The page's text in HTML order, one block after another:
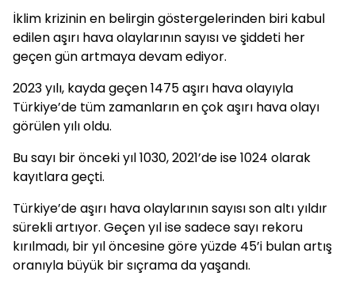
İklim krizinin en belirgin göstergelerinden biri kabul
edilen aşırı hava olaylarının sayısı ve şiddeti her
geçen gün artmaya devam ediyor.
2023 yılı, kayda geçen 1475 aşırı hava olayıyla
Türkiye’de tüm zamanların en çok aşırı hava olayı
görülen yılı oldu.
Bu sayı bir önceki yıl 1030, 2021’de ise 1024 olarak
kayıtlara geçti.
Türkiye’de aşırı hava olaylarının sayısı son altı yıldır
sürekli artıyor. Geçen yıl ise sadece sayı rekoru
kırılmadı, bir yıl öncesine göre yüzde 45’i bulan artış
oranıyla büyük bir sıçrama da yaşandı.